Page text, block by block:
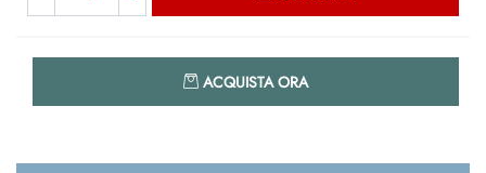
ACQUISTA ORA